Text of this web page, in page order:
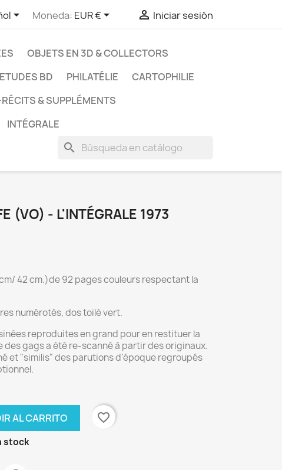
 Moneda: EUR €  Iniciar sesión
OBJETS EN 3D & COLLECTORS
BD PHILATÉLIE
CARTOPHILIE
& SUPPLÉMENTS
INTÉGRALE
search
(VO) - L'INTÉGRALE 1973
42 cm.)de 92 pages couleurs respectant la
numérotés, dos toilé vert.
reproduites en grand pour en restituer la
des gags a été re-scanné à partir des originaux.
et "similis" des parutions d'époque regroupés
AL CARRITO
favorite_border
stock